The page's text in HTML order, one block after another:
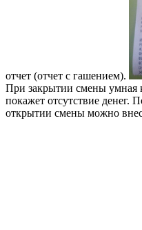
отчет (отчет с гашением).
При закрытии смены умная
покажет отсутствие
открытии смены можно